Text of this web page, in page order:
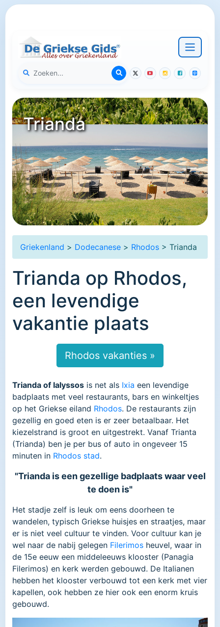
Trianda
Griekenland > Dodecanese > Rhodos > Trianda
Trianda op Rhodos,
een levendige
vakantie plaats
Rhodos vakanties »
Trianda of Ialyssos is net als Ixia een levendige
badplaats met veel restaurants, bars en winkeltjes
op het Griekse eiland Rhodos. De restaurants zijn
gezellig en goed eten is er zeer betaalbaar. Het
kiezelstrand is groot en uitgestrekt. Vanaf Trianta
(Trianda) ben je per bus of auto in ongeveer 15
minuten in Rhodos stad.
"Trianda is een gezellige badplaats waar veel
te doen is"
Het stadje zelf is leuk om eens doorheen te
wandelen, typisch Griekse huisjes en straatjes, maar
er is niet veel cultuur te vinden. Voor cultuur kan je
wel naar de nabij gelegen Filerimos heuvel, waar in
de 15e eeuw een middeleeuws klooster (Panagia
Filerimos) en kerk werden gebouwd. De Italianen
hebben het klooster verbouwd tot een kerk met vier
kapellen, ook hebben ze hier ook een enorm kruis
gebouwd.